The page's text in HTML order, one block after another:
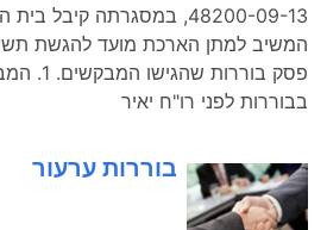
48200-09-13, במסגרתה
המשיב למתן הארכת מועד להגשת
פסק
בבוררות לפני רו"ח יאיר
בוררות ערעור